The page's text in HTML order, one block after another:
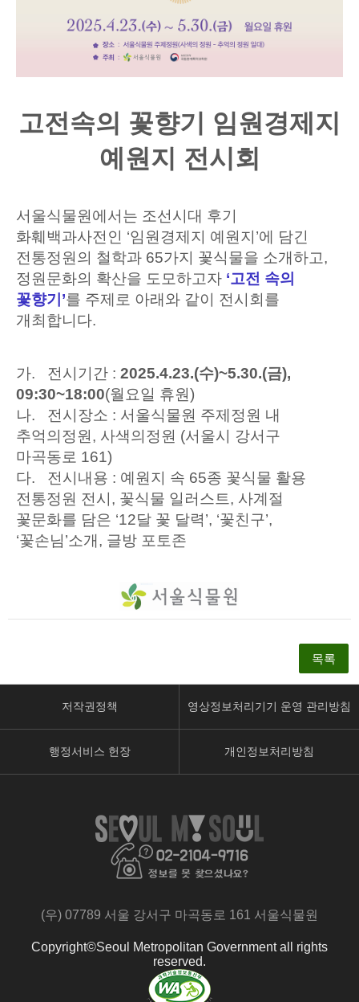
고전속의 꽃향기 임원경제지
예원지 전시회
서울식물원에서는 조선시대 후기
화훼백과사전인 ‘임원경제지 예원지 ’에 담긴
전통정원의 철학과 65가지 꽃식물을 소개하고,
정원문화의 확산을 도모하고자 ‘고전 속의
꽃향기 ’를 주제로 아래와 같이 전시회를
개최합니다.
가. 전시기간 : 2025.4.23.(수)~5.30.(금),
09:30~18:00(월요일 휴원)
나.
전시장소 : 서울식물원 주제정원 내
추억의정원 , 사색의정원 (서울시 강서구
마곡동로 161)
다.
전시내용 : 예원지 속 65종 꽃식물 활용
전통정원 전시 , 꽃식물 일러스트, 사계절
꽃문화를 담은 ‘12달 꽃 달력’, ‘꽃친구’,
‘꽃손님’소개 , 글방 포토존
목록
저작권정책 영상정보처리기기 운영 관리방침
행정서비스 헌장 개인정보처리방침
이
스
북
페
로
동
튜
브
페
이
이
스
타
페
이
이
(우) 07789 서울 강서구 마곡동로 161 서울식물원
Copyright©Seoul Metropolitan Government all rights
reserved.